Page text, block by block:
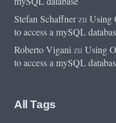
Stefan Schaffnerzu Using
to access a mySQL
Roberto Vigani zu Using
to access a mySQL
All Tags